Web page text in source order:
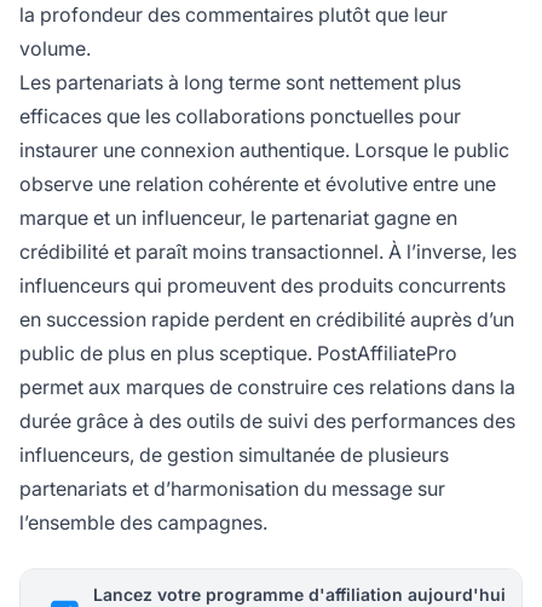
la profondeur des commentaires plutôt que leur
volume.
Les partenariats à long terme sont nettement plus
efficaces que les collaborations ponctuelles pour
instaurer une connexion authentique. Lorsque le public
observe une relation cohérente et évolutive entre une
marque et un influenceur, le partenariat gagne en
crédibilité et paraît moins transactionnel. À l’inverse, les
influenceurs qui promeuvent des produits concurrents
en succession rapide perdent en crédibilité auprès d’un
public de plus en plus sceptique. PostAffiliatePro
permet aux marques de construire ces relations dans la
durée grâce à des outils de suivi des performances des
influenceurs, de gestion simultanée de plusieurs
partenariats et d’harmonisation du message sur
l’ensemble des campagnes.
Lancez votre programme d'affiliation aujourd'hui